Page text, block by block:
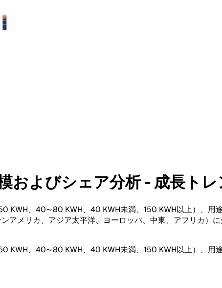
およびシェア分析 - 成長ト
KWH、40〜80 KWH、40 KWH未満、150 KWH以上）、
アメリカ、アジア太平洋、ヨーロッパ、中東、アフリカ
KWH、40〜80 KWH、40 KWH未満、150 KWH以上）、